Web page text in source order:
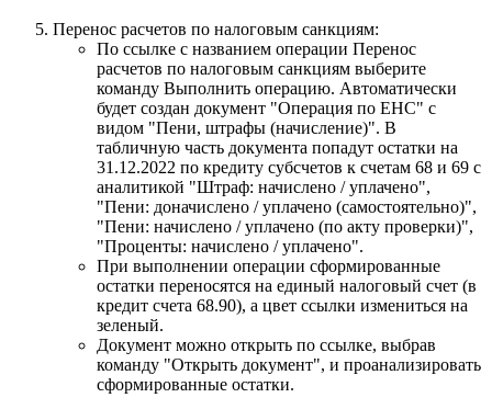
Перенос расчетов по налоговым санкциям:
По ссылке с названием операции Перенос
расчетов по налоговым санкциям выберите
команду Выполнить операцию. Автоматически
будет создан документ "Операция по ЕНС" с
видом "Пени, штрафы (начисление)". В
табличную часть документа попадут остатки на
31.12.2022 по кредиту субсчетов к счетам 68 и 69 с
аналитикой "Штраф: начислено / уплачено",
"Пени: доначислено / уплачено (самостоятельно)",
"Пени: начислено / уплачено (по акту проверки)",
"Проценты: начислено / уплачено".
При выполнении операции сформированные
остатки переносятся на единый налоговый счет (в
кредит счета 68.90), а цвет ссылки измениться на
зеленый.
Документ можно открыть по ссылке, выбрав
команду "Открыть документ", и проанализировать
сформированные остатки.